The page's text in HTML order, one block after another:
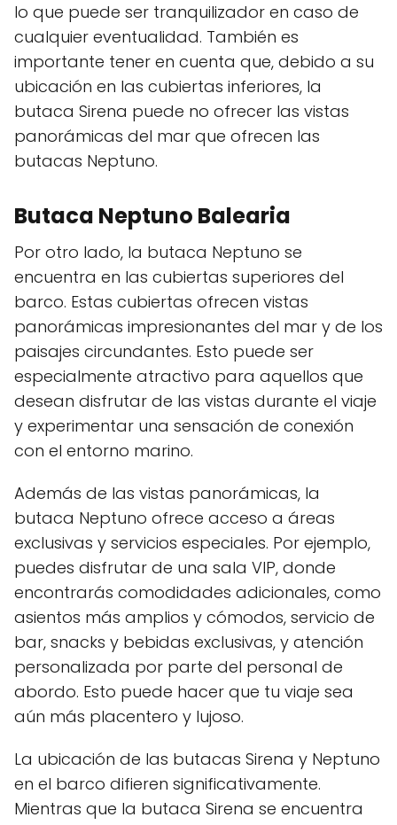
lo que puede ser tranquilizador en caso de
cualquier eventualidad. También es
importante tener en cuenta que, debido a su
ubicación en las cubiertas inferiores, la
butaca Sirena puede no ofrecer las vistas
panorámicas del mar que ofrecen las
butacas Neptuno.
Butaca Neptuno Balearia
Por otro lado, la butaca Neptuno se
encuentra en las cubiertas superiores del
barco. Estas cubiertas ofrecen vistas
panorámicas impresionantes del mar y de los
paisajes circundantes. Esto puede ser
especialmente atractivo para aquellos que
desean disfrutar de las vistas durante el viaje
y experimentar una sensación de conexión
con el entorno marino.
Además de las vistas panorámicas, la
butaca Neptuno ofrece acceso a áreas
exclusivas y servicios especiales. Por ejemplo,
puedes disfrutar de una sala VIP, donde
encontrarás comodidades adicionales, como
asientos más amplios y cómodos, servicio de
bar, snacks y bebidas exclusivas, y atención
personalizada por parte del personal de
abordo. Esto puede hacer que tu viaje sea
aún más placentero y lujoso.
La ubicación de las butacas Sirena y Neptuno
en el barco difieren significativamente.
Mientras que la butaca Sirena se encuentra